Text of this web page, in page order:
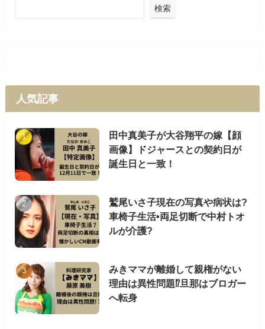
検索
人気記事
田中真美子が大谷翔平の嫁【顔
画像】ドジャースとの契約日が
誕生日と一致！
鷲尾いさ子現在の写真や病状は?
車椅子生活•両足切断で中村トオ
ルが介護?
みきママが離婚して親権がない
理由は異性問題⁉︎旦那はブロガー
へ転身